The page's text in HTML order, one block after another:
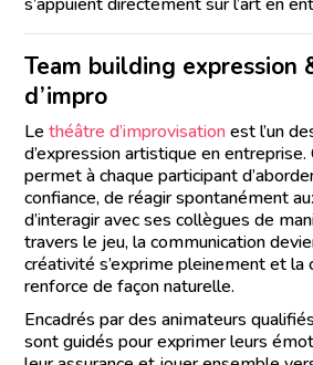
Team building expression
d’impro
Lethéâtre d’improvisationest l’un
d’expression artistique en
permet à chaque participant
confiance, de réagir spontanément
d’interagir avec ses collègues de
travers le jeu, la communication
créativité s’exprime pleinement et la
renforce de façon naturelle.
Encadrés par des animateurs
sont guidés pour exprimer leurs